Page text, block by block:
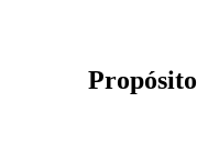
Bloqueos BTR
Propósito